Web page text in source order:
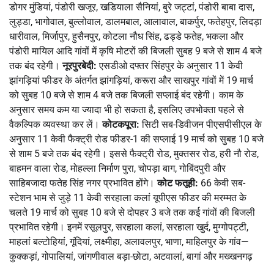
डोगर मुंडियां, पंडोरी खजूर, खडियाला सैनियां, बुरे जट्टां, पंडोरी बाबा दास,
लुड्डा, भागोवाल, बुल्लोवाल, डालमबाल, आलावाल, बाकर्पुर, फतेहपुर, लिदड़ा
धारीवाल, मिर्जापुर, हुसैनपुर, कोटला नौध सिंह, ढड्डे फतेह, भकला और
पंडोरी मायिल आदि गांवों में कृषि मोटरों की बिजली सुबह 9 बजे से शाम 4 बजे
तक बंद रहेगी।नूरपुरबेदी: एसडीओ दफ्तर सिंहपुर के अनुसार 11 केवी
झांगड़ियां फीडर के अंतर्गत झांगड़ियां, करूरा और साखपुर गांवों में 19 मार्च
को सुबह 10 बजे से शाम 4 बजे तक बिजली सप्लाई बंद रहेगी। काम के
अनुसार समय कम या ज्यादा भी हो सकता है, इसलिए उपभोक्ता पहले से
वैकल्पिक व्यवस्था कर लें।कोटकपूरा: सिटी सब-डिवीजन पीएसपीसीएल के
अनुसार 11 केवी फैक्ट्री रोड फीडर-1 की सप्लाई 19 मार्च को सुबह 10 बजे
से शाम 5 बजे तक बंद रहेगी। इससे फैक्ट्री रोड, मुक्तसर रोड, हरी नौ रोड,
बाहमन वाला रोड, मोहल्ला निर्माण पुरा, चोपड़ा बाग, गोबिंदपुरी और
साहिबजादा फतेह सिंह नगर प्रभावित होंगे।कोट फतूही: 66 केवी सब-
स्टेशन भाम से जुड़े 11 केवी सरहाला कलां यूपीएस फीडर की मरम्मत के
चलते 19 मार्च को सुबह 10 बजे से दोपहर 3 बजे तक कई गांवों की बिजली
प्रभावित रहेगी। इनमें रसूलपुर, सरहाला कलां, सरहाला खुर्द, मुग्गोपट्टी,
माहलां बल्टोहियां, गूंदियां, लक्ष्मीहा, अलावलपुर, भाणा, माहिलपुर के गांव—
कुक्कड़ां, गोपालियां, जांगणीवाल बड़ा-छोटा, अटवालां, बागां और मख्खनगढ़